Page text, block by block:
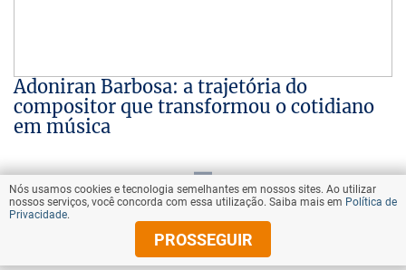
Adoniran Barbosa: a trajetória do
compositor que transformou o cotidiano
em música
VOLTAR AO TOPO
© Copyright 2026 Diários Associados
Nós usamos cookies e tecnologia semelhantes em nossos sites. Ao utilizar
nossos serviços, você concorda com essa utilização. Saiba mais em Política de
Privacidade.
PROSSEGUIR